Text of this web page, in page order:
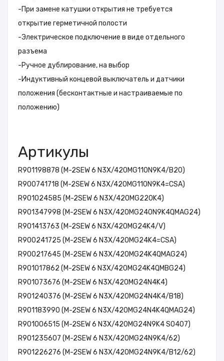
-При замене катушки открытия не требуется
открытие герметичной полости
-Электрическое подключение в виде отдельного
разъема
-Ручное дублирование, на выбор
-Индуктивный концевой выключатель и датчики
положения (бесконтактные и настраиваемые по
положению)
Артикулы
R901198878 (M-2SEW 6 N3X/420MG110N9K4/B20)
R900741718 (M-2SEW 6 N3X/420MG110N9K4=CSA)
R901024585 (M-2SEW 6 N3X/420MG220K4)
R901347998 (M-2SEW 6 N3X/420MG240N9K4QMAG24)
R901413763 (M-2SEW 6 N3X/420MG24K4/V)
R900241725 (M-2SEW 6 N3X/420MG24K4=CSA)
R900217645 (M-2SEW 6 N3X/420MG24K4QMAG24)
R901017862 (M-2SEW 6 N3X/420MG24K4QMBG24)
R901073676 (M-2SEW 6 N3X/420MG24N4K4)
R901240376 (M-2SEW 6 N3X/420MG24N4K4/B18)
R901183990 (M-2SEW 6 N3X/420MG24N4K4QMAG24)
R901006515 (M-2SEW 6 N3X/420MG24N9K4 SO407)
R901235607 (M-2SEW 6 N3X/420MG24N9K4/62)
R901226276 (M-2SEW 6 N3X/420MG24N9K4/B12/62)